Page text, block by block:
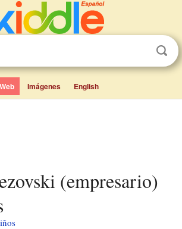
Web Imágenes English